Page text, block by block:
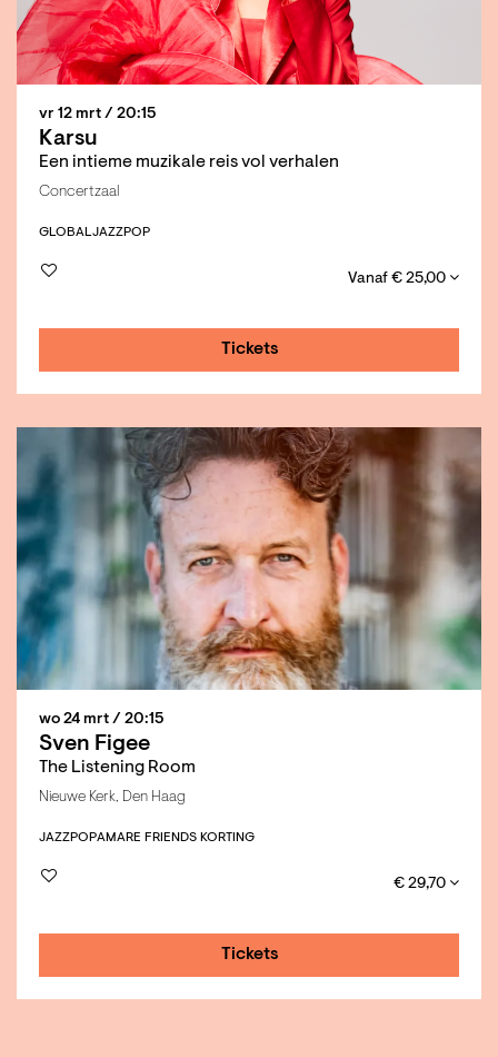
Karsu
Een intieme muzikale reis vol verhalen
vr 12 mrt / 20:15
Concertzaal
GLOBALJAZZPOP
Vanaf € 25,00
Tickets
Sven Figee
The Listening Room
wo 24 mrt / 20:15
Nieuwe Kerk, Den Haag
JAZZPOPAMARE FRIENDS KORTING
€ 29,70
Tickets